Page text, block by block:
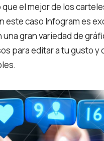
el mejor de los
este caso Infogram es
gran variedad de
para editar a tu gusto y